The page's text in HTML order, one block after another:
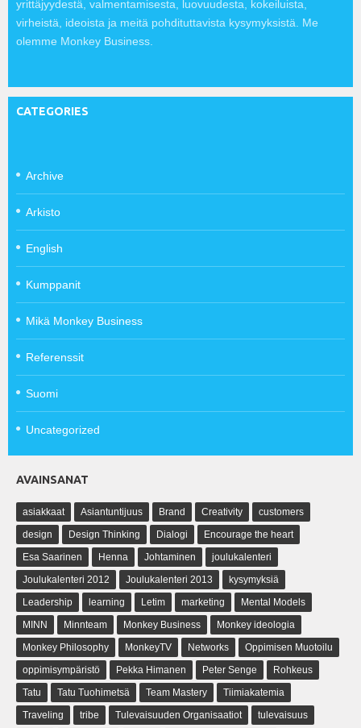
yrittäjyydestä, valmentamisesta, luovuudesta, kokeiluista,
virheistä, ideoista ja meitä pohdituttavista kysymyksistä. Me
olemme Monkey Business.
CATEGORIES
Archive
Arkisto
English
Kumppanit
Mikä Monkey Business
Referenssit
Suomi
Uncategorized
AVAINSANAT
asiakkaat Asiantuntijuus Brand Creativity
customers
design
Design Thinking Dialogi
Encourage the heart
Esa Saarinen
Henna Johtaminen
joulukalenteri
Joulukalenteri 2012
Joulukalenteri 2013
kysymyksiä
Leadership
learning Letim marketing
Mental Models
MINN
Minnteam Monkey Business
Monkey ideologia
Monkey Philosophy
MonkeyTV Networks
Oppimisen Muotoilu
oppimisympäristö
Pekka Himanen Peter Senge
Rohkeus
Tatu
Tatu Tuohimetsä Team Mastery
Tiimiakatemia
Traveling
tribe Tulevaisuuden Organisaatiot
tulevaisuus